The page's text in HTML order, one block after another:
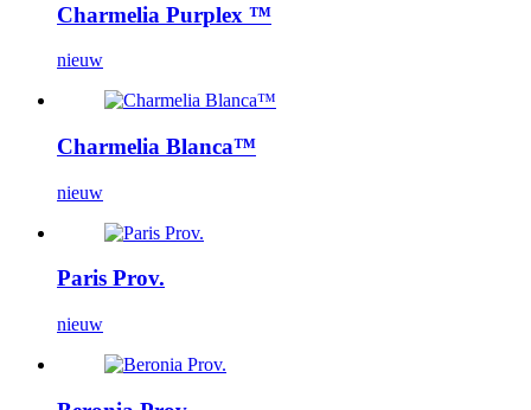
Charmelia Purplex ™
nieuw
Charmelia Blanca™
nieuw
Paris Prov.
nieuw